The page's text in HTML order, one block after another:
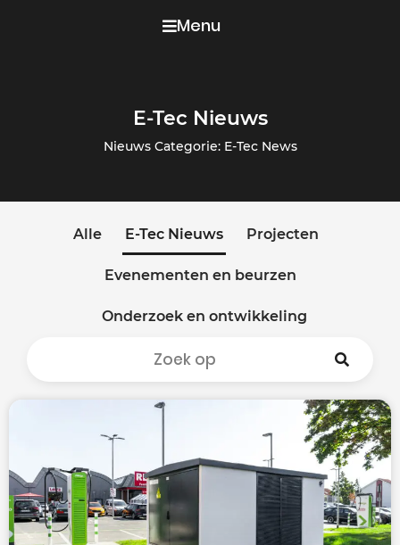
Menu
E-Tec Nieuws
Nieuws Categorie: E-Tec News
Alle E-Tec Nieuws Projecten
Evenementen en beurzen
Onderzoek en ontwikkeling